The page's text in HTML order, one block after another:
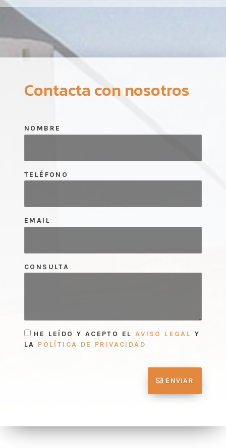
Contacta con nosotros
NOMBRE
TELÉFONO
EMAIL
CONSULTA
HE LEÍDO Y ACEPTO EL AVISO LEGAL Y
LA POLÍTICA DE PRIVACIDAD
ENVIAR